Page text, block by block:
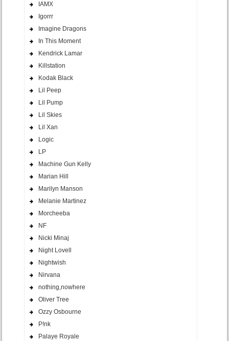
IAMX
Igorrr
Imagine Dragons
In This Moment
Kendrick Lamar
Killstation
Kodak Black
Lil Peep
Lil Pump
Lil Skies
Lil Xan
Logic
LP
Machine Gun Kelly
Marian Hill
Marilyn Manson
Melanie Martinez
Morcheeba
NF
Nicki Minaj
Night Lovell
Nightwish
Nirvana
nothing,nowhere
Oliver Tree
Ozzy Osbourne
P!nk
Palaye Royale